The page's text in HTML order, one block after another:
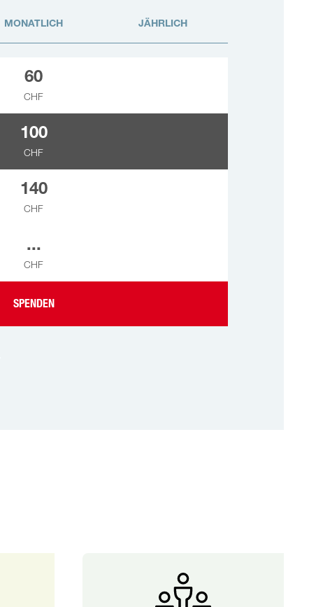
MONATLICH JÄHRLICH
60
CHF
100
CHF
140
CHF
...
CHF
SPENDEN